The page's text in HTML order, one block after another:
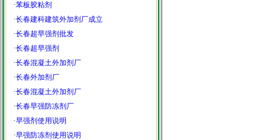
·苯板胶粘剂
·长春建科建筑外加剂厂成立
·长春超早强剂批发
·长春超早强剂
·长春混凝土外加剂厂
·长春外加剂厂
·长春混凝土外加剂厂
·长春早强防冻剂厂
·早强剂使用说明
·早强防冻剂使用说明